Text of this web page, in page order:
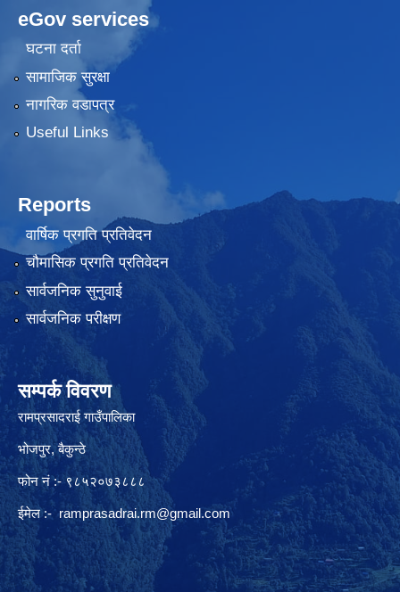
eGov services
घटना दर्ता
सामाजिक सुरक्षा
नागरिक वडापत्र
Useful Links
Reports
वार्षिक प्रगति प्रतिवेदन
चौमासिक प्रगति प्रतिवेदन
सार्वजनिक सुनुवाई
सार्वजनिक परीक्षण
सम्पर्क विवरण
रामप्रसादराई गाउँपालिका
भोजपुर, बैकुन्ठे
फोन नं :- ९८५२०७३८८८
ईमेल :-ramprasadrai.rm@gmail.com